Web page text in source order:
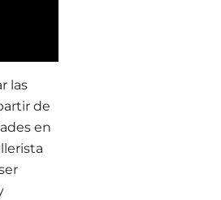
las
de
en